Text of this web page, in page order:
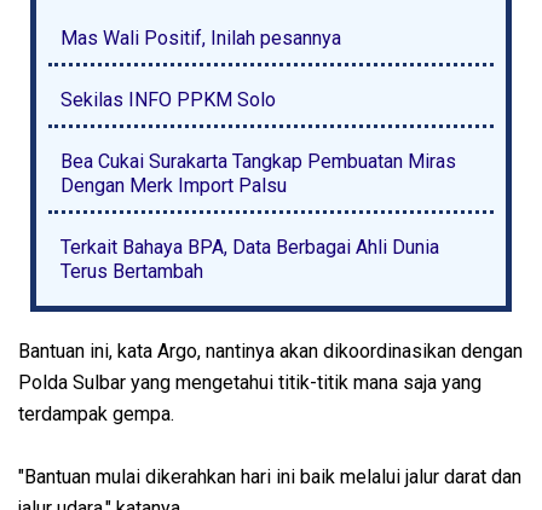
Mas Wali Positif, Inilah pesannya
Sekilas INFO PPKM Solo
Bea Cukai Surakarta Tangkap Pembuatan Miras
Dengan Merk Import Palsu
Terkait Bahaya BPA, Data Berbagai Ahli Dunia
Terus Bertambah
Bantuan ini, kata Argo, nantinya akan dikoordinasikan dengan
Polda Sulbar yang mengetahui titik-titik mana saja yang
terdampak gempa.
"Bantuan mulai dikerahkan hari ini baik melalui jalur darat dan